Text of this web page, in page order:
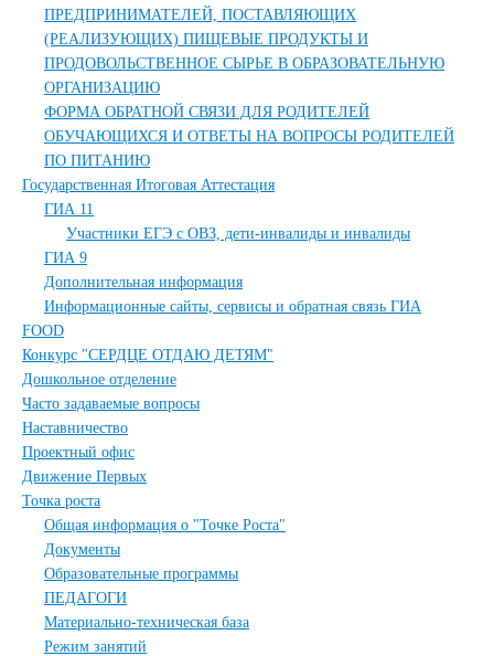
ПРЕДПРИНИМАТЕЛЕЙ, ПОСТАВЛЯЮЩИХ
(РЕАЛИЗУЮЩИХ) ПИЩЕВЫЕ ПРОДУКТЫ И
ПРОДОВОЛЬСТВЕННОЕ СЫРЬЕ В ОБРАЗОВАТЕЛЬНУЮ
ОРГАНИЗАЦИЮ
ФОРМА ОБРАТНОЙ СВЯЗИ ДЛЯ РОДИТЕЛЕЙ
ОБУЧАЮЩИХСЯ И ОТВЕТЫ НА ВОПРОСЫ РОДИТЕЛЕЙ
ПО ПИТАНИЮ
Государственная Итоговая Аттестация
ГИА 11
Участники ЕГЭ с ОВЗ, дети-инвалиды и инвалиды
ГИА 9
Дополнительная информация
Информационные сайты, сервисы и обратная связь ГИА
FOOD
Конкурс "СЕРДЦЕ ОТДАЮ ДЕТЯМ"
Дошкольное отделение
Часто задаваемые вопросы
Наставничество
Проектный офис
Движение Первых
Точка роста
Общая информация о "Точке Роста"
Документы
Образовательные программы
ПЕДАГОГИ
Материально-техническая база
Режим занятий